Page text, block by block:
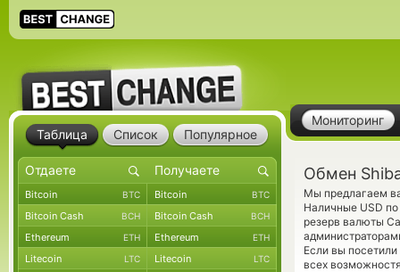
Мониторинг
Обмен
Мы предлагаем
Наличные USD
резерв валюты
Если вы
всех
Таблица Список Популярное
Bitcoin BTC Bitcoin BTC
Bitcoin Cash BCH Bitcoin Cash BCH
Ethereum ETH Ethereum ETH
Litecoin LTC Litecoin LTC